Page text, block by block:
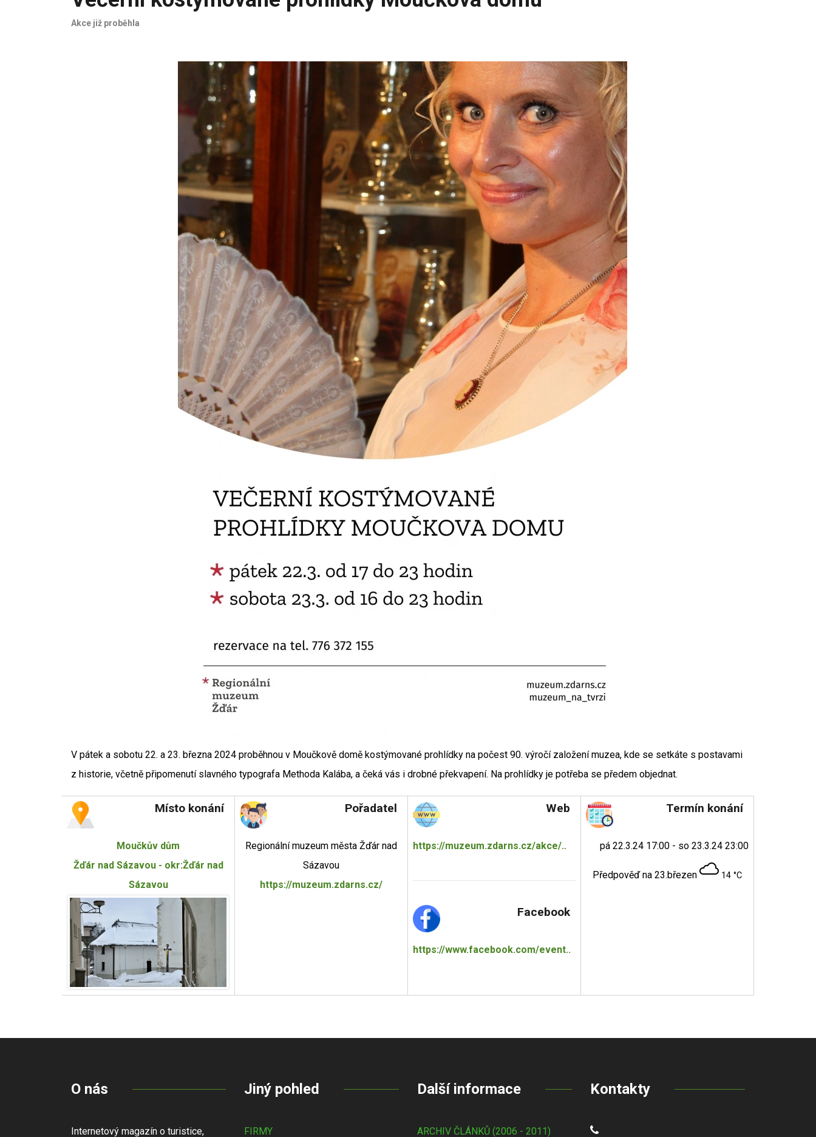
Akce již proběhla
V pátek a sobotu 22. a 23. března 2024 proběhnou v Moučkově domě kostýmované prohlídky na počest 90. výročí založení muzea, kde se setkáte s postavami
z historie, včetně připomenutí slavného typografa Methoda Kalába, a čeká vás i drobné překvapení. Na prohlídky je potřeba se předem objednat.
Místo konání
Moučkův dům
Žďár nad Sázavou - okr:Žďár nad
Sázavou
Pořadatel
Regionální muzeum města Žďár nad
Sázavou
https://muzeum.zdarns.cz/
Web
https://muzeum.zdarns.cz/akce/..
Facebook
https://www.facebook.com/event..
Termín konání
pá 22.3.24 17:00 - so 23.3.24 23:00
Předpověď na 23.březen 14 °C
O nás
Internetový magazín o turistice,
Jiný pohled
FIRMY
Další informace
ARCHIV ČLÁNKŮ (2006 - 2011)
Kontakty